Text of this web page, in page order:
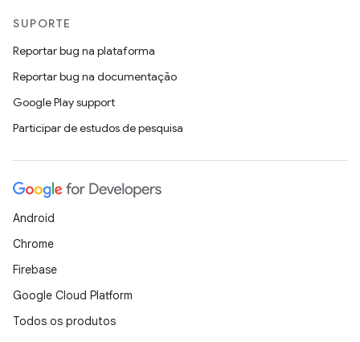
SUPORTE
Reportar bug na plataforma
Reportar bug na documentação
Google Play support
Participar de estudos de pesquisa
Android
Chrome
Firebase
Google Cloud Platform
Todos os produtos